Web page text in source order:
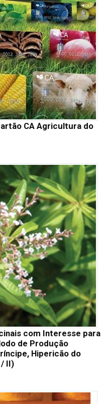
CA Agricultura do
com Interesse para
de Produção
Hipericão do
II)